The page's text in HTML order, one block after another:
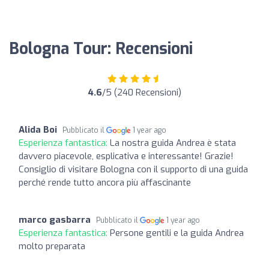
Bologna Tour: Recensioni
4.6/5 (240 Recensioni)
Alida Boi Pubblicato il 1 year ago
Esperienza fantastica: La nostra guida Andrea è stata
davvero piacevole, esplicativa e interessante! Grazie!
Consiglio di visitare Bologna con il supporto di una guida
perché rende tutto ancora più affascinante
marco gasbarra Pubblicato il 1 year ago
Esperienza fantastica: Persone gentili e la guida Andrea
molto preparata